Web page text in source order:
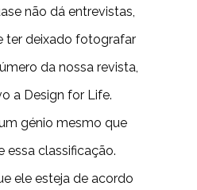
não dá entrevistas,
ter deixado fotografar
da nossa revista,
a Design for Life.
génio mesmo que
essa classificação.
ele esteja de acordo